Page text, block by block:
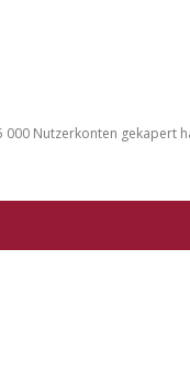
Nutzerkonten gekapert